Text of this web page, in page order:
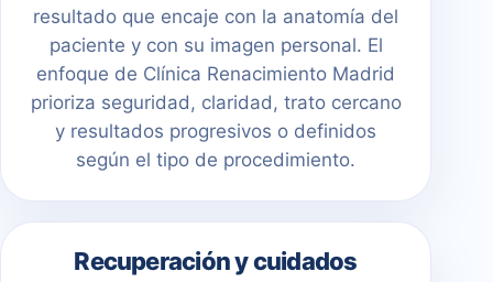
resultado que encaje con la anatomía del
paciente y con su imagen personal. El
enfoque de Clínica Renacimiento Madrid
prioriza seguridad, claridad, trato cercano
y resultados progresivos o definidos
según el tipo de procedimiento.
Recuperación y cuidados